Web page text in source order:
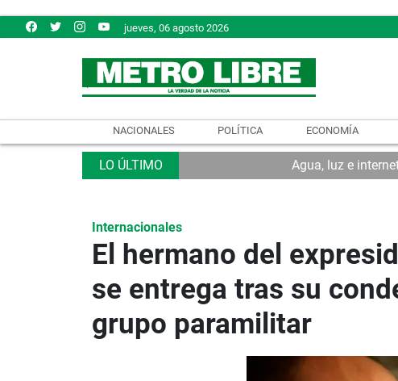
jueves, 06 agosto 2026
NACIONALES POLÍTICA ECONOMÍA
Agua, luz e
Internacionales
El hermano del
se entrega tras su
grupo paramilitar